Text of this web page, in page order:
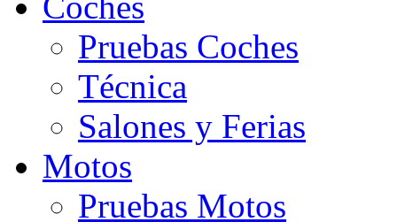
Pruebas Coches
Técnica
Salones y Ferias
Motos
Pruebas Motos